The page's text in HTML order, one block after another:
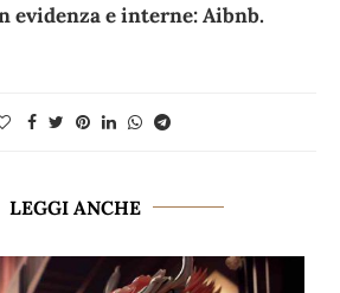
evidenza e interne: Aibnb.
LEGGI ANCHE